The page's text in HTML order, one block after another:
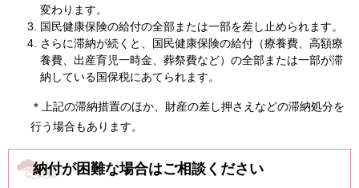
変わります。
国民健康保険の給付の全部または一部を差し止められます。
さらに滞納が続くと、国民健康保険の給付（療養費、高額療
養費、出産育児一時金、葬祭費など）の全部または一部が滞
納している国保税にあてられます。
＊上記の滞納措置のほか、財産の差し押さえなどの滞納処分を
行う場合もあります。
納付が困難な場合はご相談ください